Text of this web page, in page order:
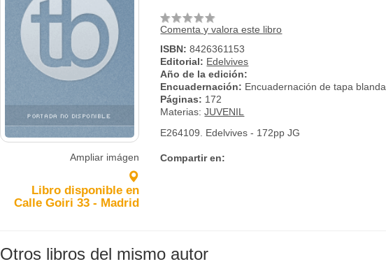
Ampliar imágen
Libro disponible en
Calle Goiri 33 - Madrid
Comenta y valora este libro
ISBN:8426361153
Editorial: Edelvives
Año de la edición:
Encuadernación: Encuadernación de tapa blanda
Páginas: 172
Materias:JUVENIL
E264109. Edelvives - 172pp JG
Compartir en:
Otros libros del mismo autor